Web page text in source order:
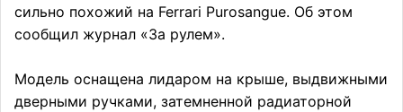
сильно похожий на Ferrari Purosangue. Об этом
сообщил журнал «За рулем».
Модель оснащена лидаром на крыше, выдвижными
дверными ручками, затемненной радиаторной